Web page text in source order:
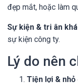
đẹp mắt, hoặc làm
Sự kiện & tri ân
sự kiện công ty.
Lý do nên
Tiện lợi & nhỏ